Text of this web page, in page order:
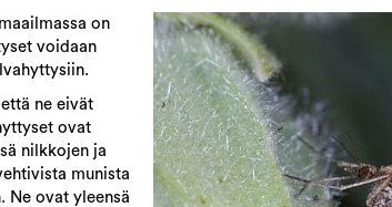
on
voidaan
ne eivät
ovat
nilkkojen ja
munista
Ne ovat yleensä